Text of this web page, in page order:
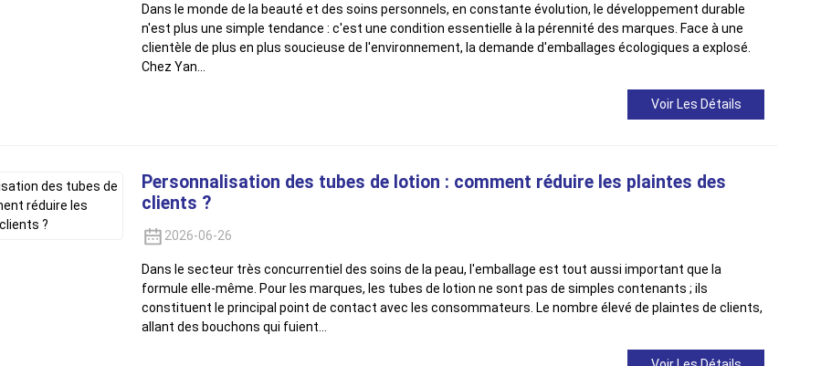
Dans le monde de la beauté et des soins personnels, en constante évolution, le développement durable
n'est plus une simple tendance : c'est une condition essentielle à la pérennité des marques. Face à une
clientèle de plus en plus soucieuse de l'environnement, la demande d'emballages écologiques a explosé.
Chez Yan...
Voir Les Détails
Personnalisation des tubes de lotion : comment réduire les plaintes des
clients ?
2026-06-26
Dans le secteur très concurrentiel des soins de la peau, l'emballage est tout aussi important que la
formule elle-même. Pour les marques, les tubes de lotion ne sont pas de simples contenants ; ils
constituent le principal point de contact avec les consommateurs. Le nombre élevé de plaintes de clients,
allant des bouchons qui fuient…